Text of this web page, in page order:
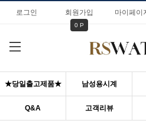
로그인 회원가입
0 P
마이페이
★당일출고제품★ 남성용시계
Q&A 고객리뷰